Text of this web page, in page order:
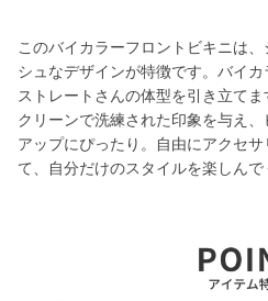
このバイカラーフロントビキニは
シュなデザインが特徴です。バイ
ストレートさんの体型を引き立て
クリーンで洗練された印象を与え
アップにぴったり。自由にアクセ
て、自分だけのスタイルを楽しんで